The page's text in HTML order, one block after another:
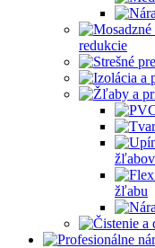
redukcie
žľabov
žľabu